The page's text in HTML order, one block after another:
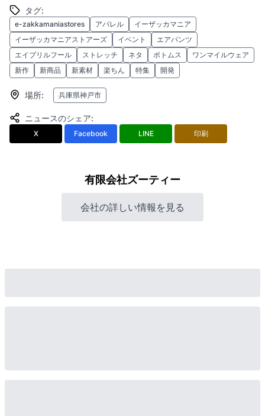
タグ:
e-zakkamaniastores アパレル
イーザッカマニア
イーザッカマニアストアーズ
イベント
エアパンツ
エイプリルフール
ストレッチ ネタ ボトムス
ワンマイルウェア
新作
新商品 新素材 楽ちん 特集 開発
場所: 兵庫県神戸市
ニュースのシェア:
X Facebook LINE 印刷
有限会社ズーティー
会社の詳しい情報を見る